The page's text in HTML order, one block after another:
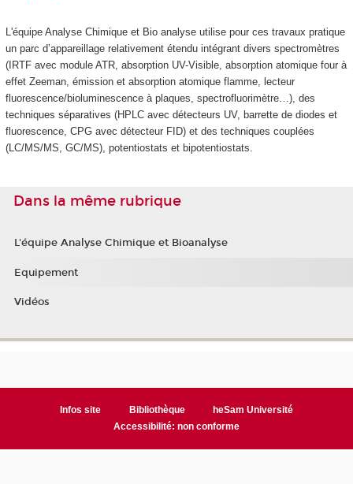
L'équipe Analyse Chimique et Bio analyse utilise pour ces travaux pratique
un parc d’appareillage relativement étendu intégrant divers spectromètres
(IRTF avec module ATR, absorption UV-Visible, absorption atomique four à
effet Zeeman, émission et absorption atomique flamme, lecteur
fluorescence/bioluminescence à plaques, spectrofluorimètre…), des
techniques séparatives (HPLC avec détecteurs UV, barrette de diodes et
fluorescence, CPG avec détecteur FID) et des techniques couplées
(LC/MS/MS, GC/MS), potentiostats et bipotentiostats.
Dans la même rubrique
L'équipe Analyse Chimique et Bioanalyse
Equipement
Vidéos
Infos site Bibliothèque
heSam Université
Accessibilité: non conforme